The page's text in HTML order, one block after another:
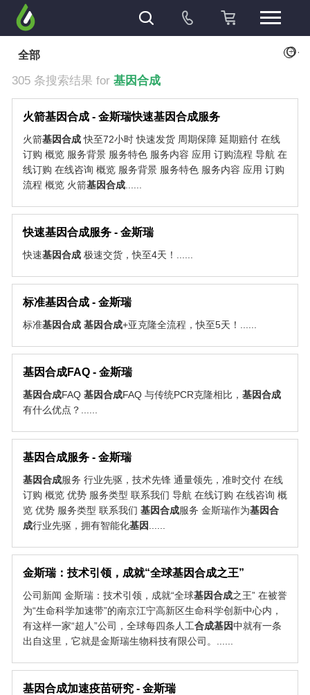
全部 +
305 条搜索结果 for 基因合成
火箭基因合成 - 金斯瑞快速基因合成服务
火箭基因合成快至72小时 快速发货 周期保障 延期赔付 在线
订购 概览 服务背景 服务特色 服务内容 应用 订购流程 导航 在
线订购 在线咨询 概览 服务背景 服务特色 服务内容 应用 订购
流程 概览 火箭基因合成
快速基因合成服务 - 金斯瑞
快速基因合成 极速交货，快至4天！......
标准基因合成 - 金斯瑞
标准基因合成 基因合成+亚克隆全流程，快至5天！......
基因合成FAQ - 金斯瑞
基因合成FAQ 基因合成FAQ 与传统PCR克隆相比， 基因合成
有什么优点？......
基因合成服务 - 金斯瑞
基因合成服务 行业先驱，技术先锋 通量领先，准时交付 在线
订购 概览 优势 服务类型 联系我们 导航 在线订购 在线咨询 概
览 优势 服务类型 联系我们 基因合成服务 金斯瑞作为基因合
成行业先驱，拥有智能化基因
金斯瑞：技术引领，成就“全球基因合成之王”
公司新闻 金斯瑞：技术引领，成就“全球基因合成之王” 在被誉
为“生命科学加速带”的南京江宁高新区生命科学创新中心内，
有这样一家“超人”公司，全球每四条人工合成基因中就有一条
出自这里，它就是金斯瑞生物科技有限公司。......
基因合成加速疫苗研究 - 金斯瑞